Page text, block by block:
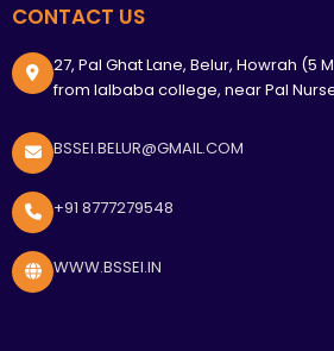
CONTACT US
27, Pal Ghat Lane, Belur, Howrah (5
from lalbaba college, near Pal
BSSEI.BELUR@GMAIL.COM
+91 8777279548
WWW.BSSEI.IN